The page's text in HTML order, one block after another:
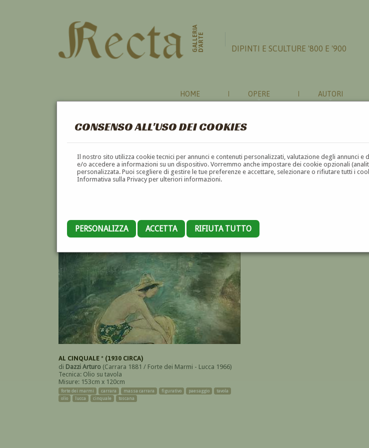
CONSENSO ALL'USO DEI COOKIES
Il nostro sito utilizza cookie tecnici per annunci e contenuti personalizzati, valutazione degli annunci
e/o accedere a informazioni su un dispositivo. Vorremmo anche impostare dei cookie opzionali
personalizzata. Puoi scegliere di gestire le tue preferenze e accettare, selezionare o rifiutare tutti i
Informativa sulla Privacy per ulteriori informazioni.
PERSONALIZZA ACCETTA RIFIUTA TUTTO
GALLERIAD'ARTE DIPINTI E SCULTURE '800 E '900
HOME OPERE AUTORI
CINQUALE
A B C D E F G H I J K L M N O
AL CINQUALE * (1930 CIRCA)
di Dazzi Arturo (Carrara 1881 / Forte dei Marmi - Lucca 1966)
Tecnica: Olio su tavola
Misure: 153cm x 120cm
forte dei marmi carrara massa carrara figurativo paesaggio
tavola
olio
lucca cinquale toscana